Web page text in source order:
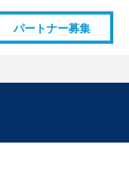
パートナー募集